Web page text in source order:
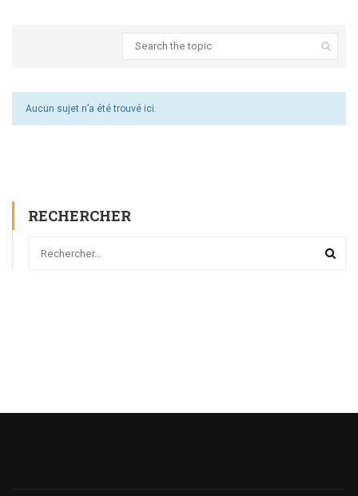
Aucun sujet n’a été trouvé ici.
RECHERCHER